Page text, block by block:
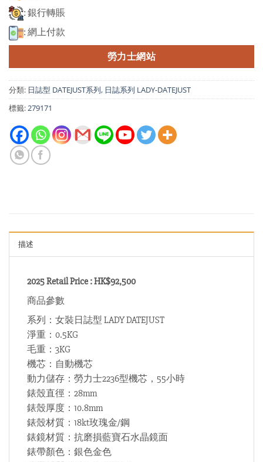
: 銀行轉賬
: 網上付款
勞力士網站
分類: 日誌型 DATEJUST系列, 日誌系列 LADY-DATEJUST
標籤:279171
描述
2025 Retail Price : HK$92,500
商品參數
系列：女裝日誌型 LADY DATEJUST
淨重：0.5KG
毛重：3KG
機芯：自動機芯
動力儲存：勞力士2236型機芯，55小時
錶殼直徑：28mm
錶殼厚度：10.8mm
錶殼材質：18kt玫瑰金/鋼
錶鏡材質：抗磨損藍寶石水晶鏡面
錶帶顏色：銀色金色